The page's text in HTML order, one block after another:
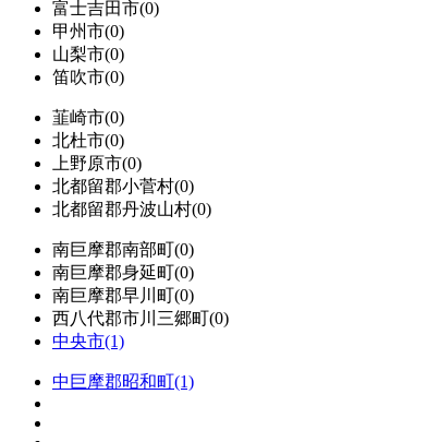
富士吉田市(0)
甲州市(0)
山梨市(0)
笛吹市(0)
韮崎市(0)
北杜市(0)
上野原市(0)
北都留郡小菅村(0)
北都留郡丹波山村(0)
南巨摩郡南部町(0)
南巨摩郡身延町(0)
南巨摩郡早川町(0)
西八代郡市川三郷町(0)
中央市(1)
中巨摩郡昭和町(1)